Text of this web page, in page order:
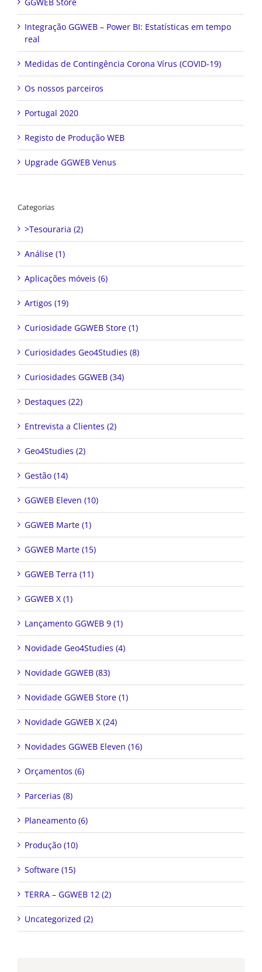
Integração GGWEB – Power BI: Estatísticas em tempo
real
Medidas de Contingência Corona Vírus (COVID-19)
Os nossos parceiros
Portugal 2020
Registo de Produção WEB
Upgrade GGWEB Venus
Categorias
>Tesouraria (2)
Análise (1)
Aplicações móveis (6)
Artigos (19)
Curiosidade GGWEB Store (1)
Curiosidades Geo4Studies (8)
Curiosidades GGWEB (34)
Destaques (22)
Entrevista a Clientes (2)
Geo4Studies (2)
Gestão (14)
GGWEB Eleven (10)
GGWEB Marte (1)
GGWEB Marte (15)
GGWEB Terra (11)
GGWEB X (1)
Lançamento GGWEB 9 (1)
Novidade Geo4Studies (4)
Novidade GGWEB (83)
Novidade GGWEB Store (1)
Novidade GGWEB X (24)
Novidades GGWEB Eleven (16)
Orçamentos (6)
Parcerias (8)
Planeamento (6)
Produção (10)
Software (15)
TERRA – GGWEB 12 (2)
Uncategorized (2)